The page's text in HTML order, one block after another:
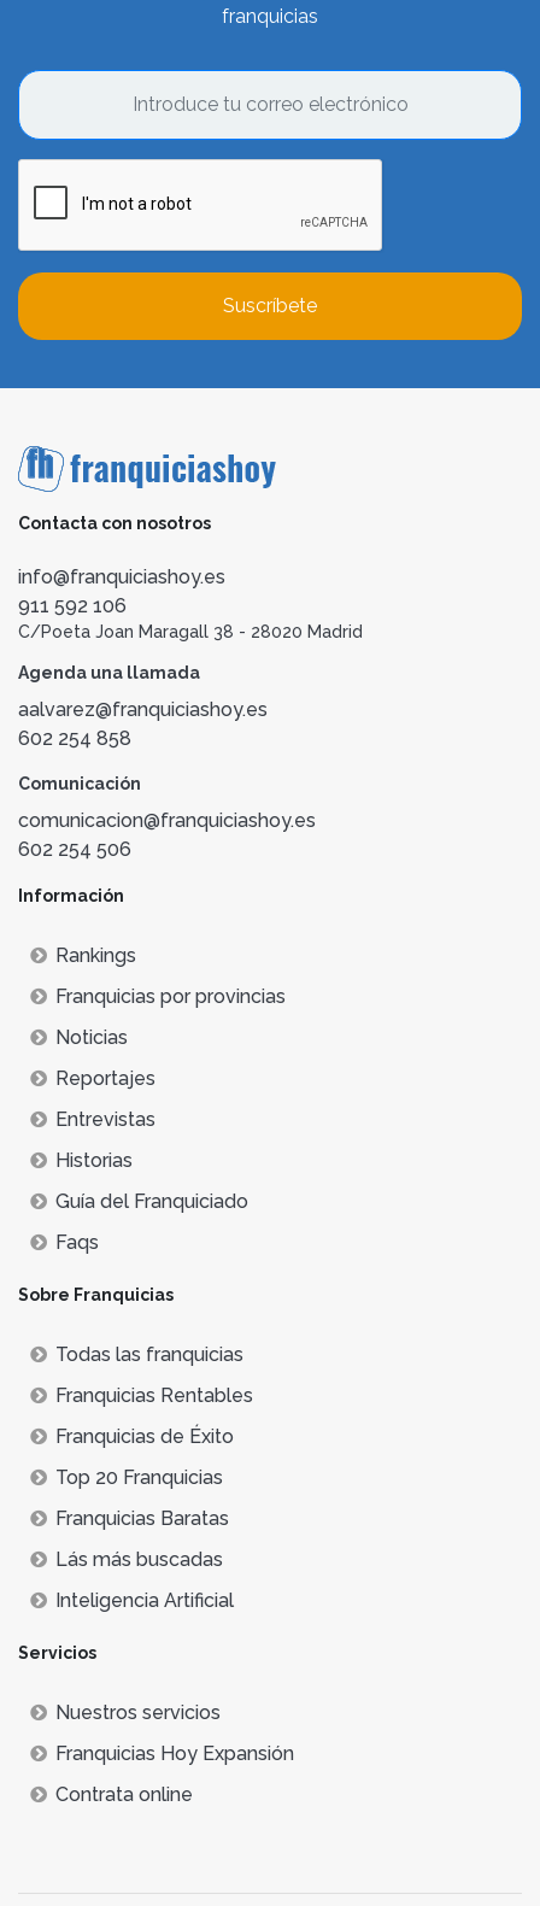
franquicias
Suscríbete
Contacta con nosotros
info@franquiciashoy.es
911 592 106
C/Poeta Joan Maragall 38 - 28020 Madrid
Agenda una llamada
aalvarez@franquiciashoy.es
602 254 858
Comunicación
comunicacion@franquiciashoy.es
602 254 506
Información
Rankings
Franquicias por provincias
Noticias
Reportajes
Entrevistas
Historias
Guía del Franquiciado
Faqs
Sobre Franquicias
Todas las franquicias
Franquicias Rentables
Franquicias de Éxito
Top 20 Franquicias
Franquicias Baratas
Lás más buscadas
Inteligencia Artificial
Servicios
Nuestros servicios
Franquicias Hoy Expansión
Contrata online